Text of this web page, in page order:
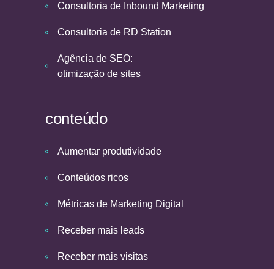
Consultoria de Inbound Marketing
Consultoria de RD Station
Agência de SEO:
otimização de sites
conteúdo
Aumentar produtividade
Conteúdos ricos
Métricas de Marketing Digital
Receber mais leads
Receber mais visitas